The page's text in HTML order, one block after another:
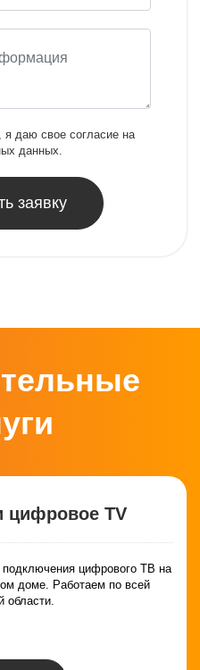
я даю свое согласие на
данных.
заявку
цифровое TV
цифрового ТВ на
доме. Работаем по всей
области.